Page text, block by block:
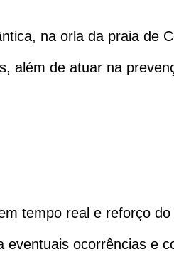
na orla da praia de
além de atuar na
tempo real e reforço
ocorrências e